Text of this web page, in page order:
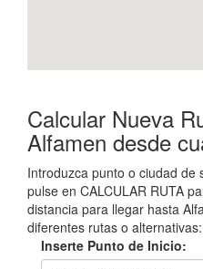
Calcular Nueva
Alfamen desde
Introduzca punto o ciudad de
pulse en CALCULAR RUTA
distancia para llegar hasta
diferentes rutas o alternativas:
Inserte Punto de Inicio: